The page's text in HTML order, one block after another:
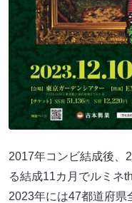
2017年コンビ結成後、
る結成11カ月でルミネ
2023年には47都道府県